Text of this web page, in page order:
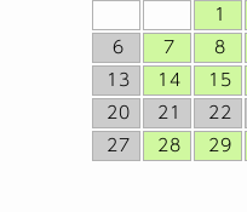
1
6
7 8
13
14 15
20
21 22
27
28 29